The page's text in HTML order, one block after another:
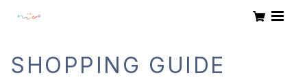
SHOPPING GUIDE